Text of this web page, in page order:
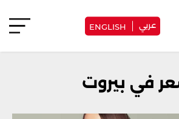
عربي ENGLISH
في بيروت